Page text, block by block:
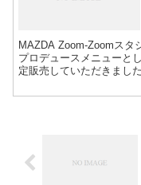
MAZDA Zoom-Zoomスタ
プロデュースメニューと
定販売していただきまし